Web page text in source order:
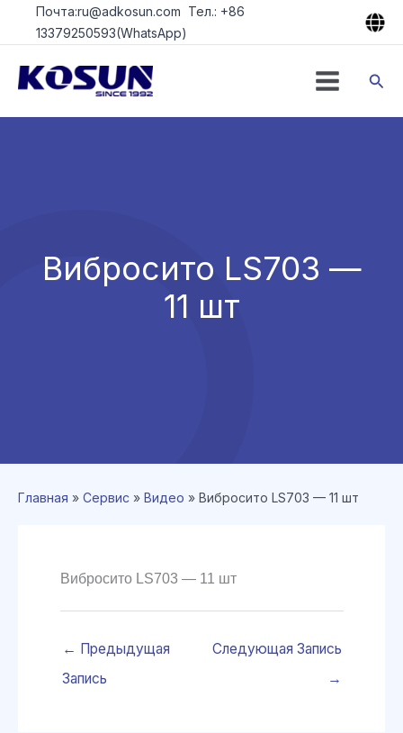
ПерейтиПочта:ru@adkosun.com Тел.: +86
13379250593(WhatsApp)
Вибросито LS703 —
11 шт
Главная » Сервис » Видео » Вибросито LS703 — 11 шт
Вибросито LS703 — 11 шт
← Предыдущая
Запись
Следующая Запись
→